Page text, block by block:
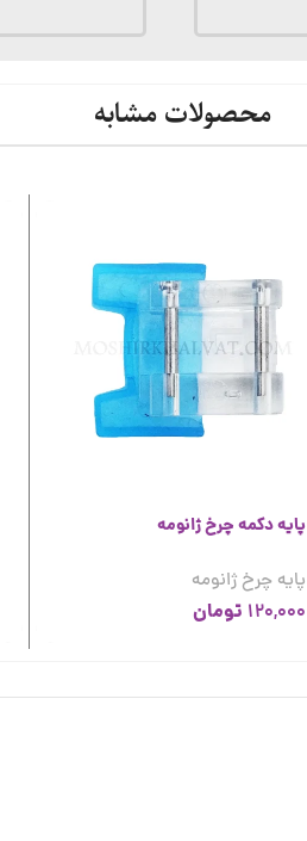
محصولات مشابه
پایه دکمه چرخ ژانومه
پایه چرخ ژانومه
120,000 تومان